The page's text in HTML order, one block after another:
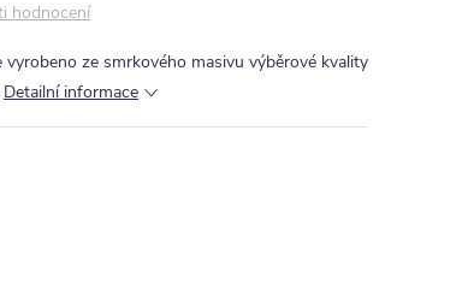
hodnocení
ze smrkového masivu výběrové kvality
Detailní informace